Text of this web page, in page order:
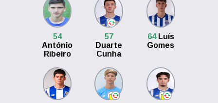
54
António
Ribeiro
57
Duarte
Cunha
64Luís
Gomes